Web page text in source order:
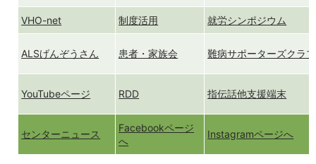
VHO-net 制度活用 就労シンポジウム
ALSげんぞうさん 患者・家族会 難病サポーターズクラブ
YouTubeページ RDD 指伝話他支援端末
センターニュース
Facebookページ
へ
Instagramページへ